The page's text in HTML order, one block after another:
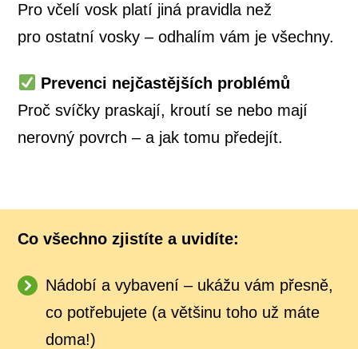
Pro včelí vosk platí jiná pravidla než
pro ostatní vosky – odhalím vám je všechny.
Prevenci nejčastějších problémů
Proč svíčky praskají, kroutí se nebo mají
nerovný povrch – a jak tomu předejít.
Co všechno zjistíte a uvidíte:
Nádobí a vybavení – ukážu vám přesně,
co potřebujete (a většinu toho už máte
doma!)